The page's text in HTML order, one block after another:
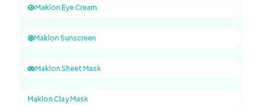
Maklon Eye Cream
Maklon Sunscreen
Maklon Sheet Mask
Maklon Clay Mask